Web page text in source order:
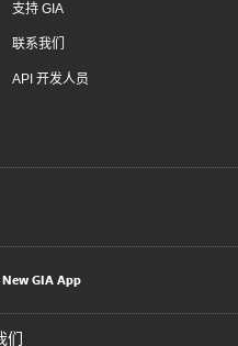
支持 GIA
联系我们
API 开发人员
GIA App
们